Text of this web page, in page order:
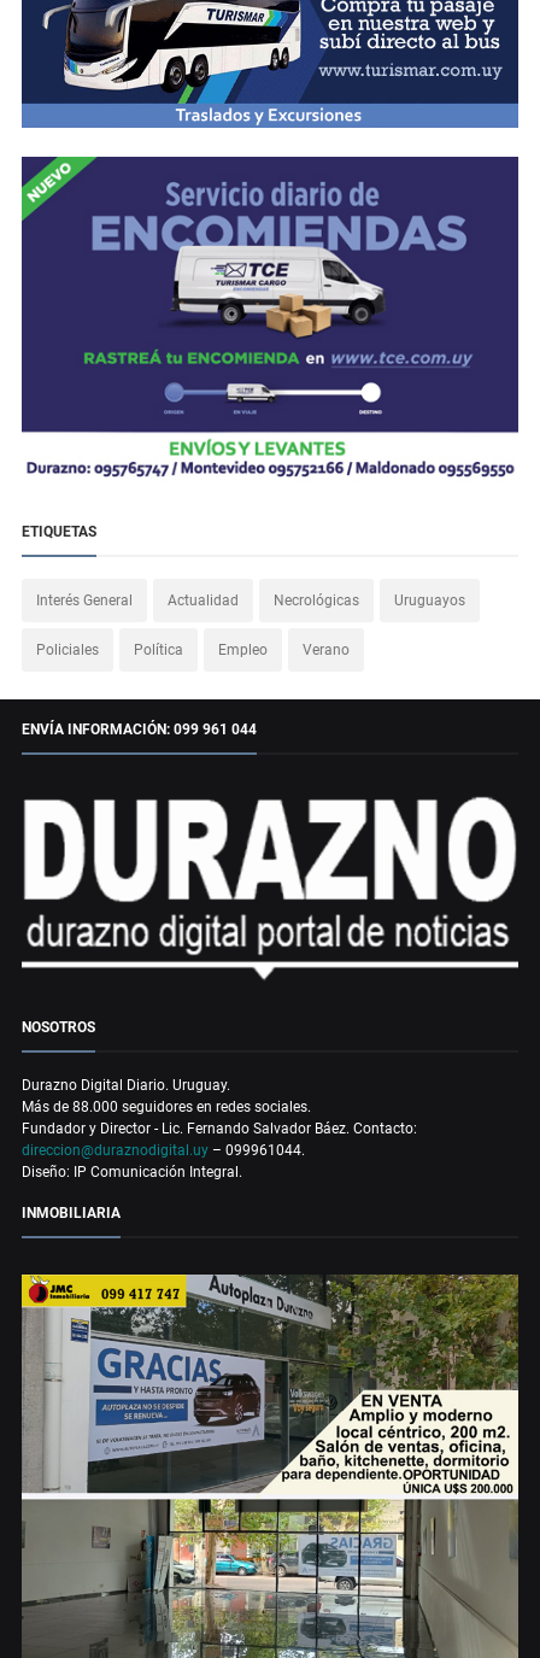
ETIQUETAS
Interés General Actualidad Necrológicas Uruguayos
Policiales Política Empleo Verano
ENVÍA INFORMACIÓN: 099 961 044
NOSOTROS
Durazno Digital Diario. Uruguay.
Más de 88.000 seguidores en redes sociales.
Fundador y Director - Lic. Fernando Salvador Báez. Contacto:
direccion@duraznodigital.uy – 099961044.
Diseño: IP Comunicación Integral.
INMOBILIARIA